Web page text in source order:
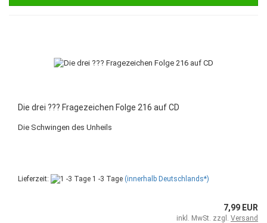
Die drei ??? Fragezeichen Folge 216 auf CD
Die Schwingen des Unheils
Lieferzeit: 1 -3 Tage (innerhalb Deutschlands*)
7,99 EUR
inkl. MwSt. zzgl. Versand